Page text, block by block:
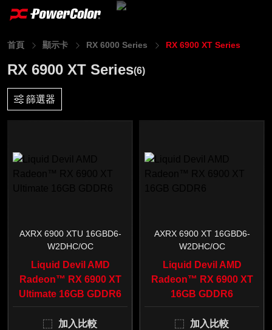
首頁 顯示卡 RX 6000 Series RX 6900 XT Series
RX 6900 XT Series(6)
篩選器
AXRX 6900 XTU 16GBD6-
W2DHC/OC
Liquid Devil AMD
Radeon™ RX 6900 XT
Ultimate 16GB GDDR6
加入比較
AXRX 6900 XT 16GBD6-
W2DHC/OC
Liquid Devil AMD
Radeon™ RX 6900 XT
16GB GDDR6
加入比較